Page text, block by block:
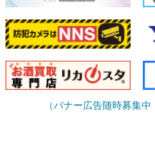
（バナー広告随時募集中